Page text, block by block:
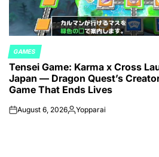
POSTED
IN
GAMES
Tensei Game: Karma x Cross
Japan — Dragon Quest’s
Game That Ends Lives
onAugust 6, 2026Posted
Yopparai